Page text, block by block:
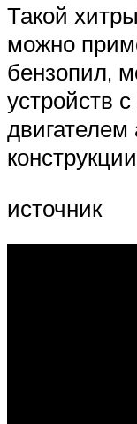
Такой
можно
бензопил,
устройств
двигателем
источник